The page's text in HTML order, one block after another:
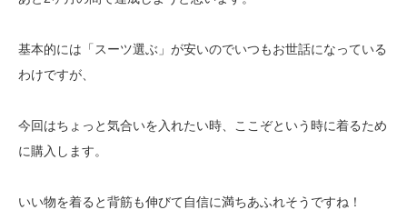
基本的には「スーツ選ぶ」が安いのでいつもお世話になっている
わけですが、
今回はちょっと気合いを入れたい時、ここぞという時に着るため
に購入します。
いい物を着ると背筋も伸びて自信に満ちあふれそうですね！